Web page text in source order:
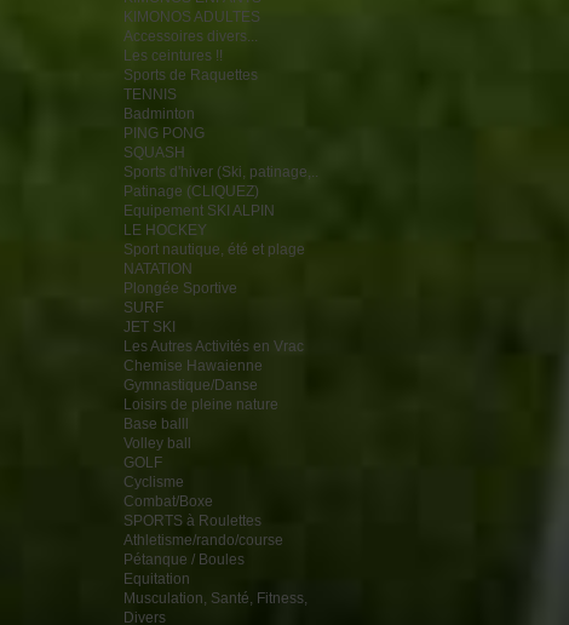
KIMONOS ADULTES
Accessoires divers...
Les ceintures !!
Sports de Raquettes
TENNIS
Badminton
PING PONG
SQUASH
Sports d'hiver (Ski, patinage,..
Patinage (CLIQUEZ)
Equipement SKI ALPIN
LE HOCKEY
Sport nautique, été et plage
NATATION
Plongée Sportive
SURF
JET SKI
Les Autres Activités en Vrac
Chemise Hawaienne
Gymnastique/Danse
Loisirs de pleine nature
Base balll
Volley ball
GOLF
Cyclisme
Combat/Boxe
SPORTS à Roulettes
Athletisme/rando/course
Pétanque / Boules
Equitation
Musculation, Santé, Fitness,
Divers